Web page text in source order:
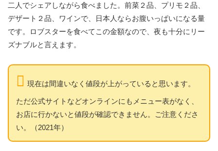
二人でシェアしながら食べました。前菜２品、プリモ２品、
デザート２品、ワインで、日本人ならお腹いっぱいになる量
です。ロブスターを食べてこの金額なので、夜も十分にリー
ズナブルと言えます。
現在は間違いなく値段が上がっていると思います。
ただ公式サイトなどオンラインにもメニュー表がなく、
お店に行かないと値段が確認できません。ご注意くださ
い。（2021年）